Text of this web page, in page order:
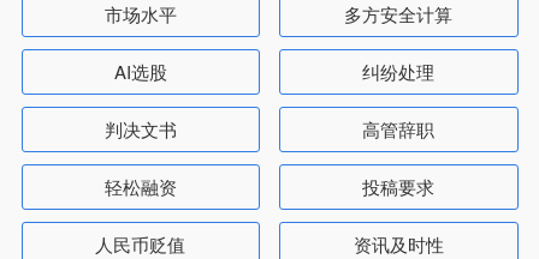
市场水平 多方安全计算
AI选股 纠纷处理
判决文书 高管辞职
轻松融资 投稿要求
人民币贬值 资讯及时性